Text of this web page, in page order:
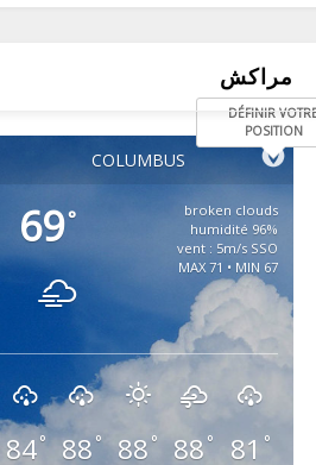
مراكش
COLUMBUS
DÉFINIR
POSITION
69°
broken clouds
96% humidité
vent : 5m/s SSO
MAX 71 • MIN 67
84° 88 ° 88 ° 88 ° 81 °